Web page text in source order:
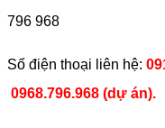
796 968
​Số điện thoại liên hệ:
0968.796.968 (dự án).